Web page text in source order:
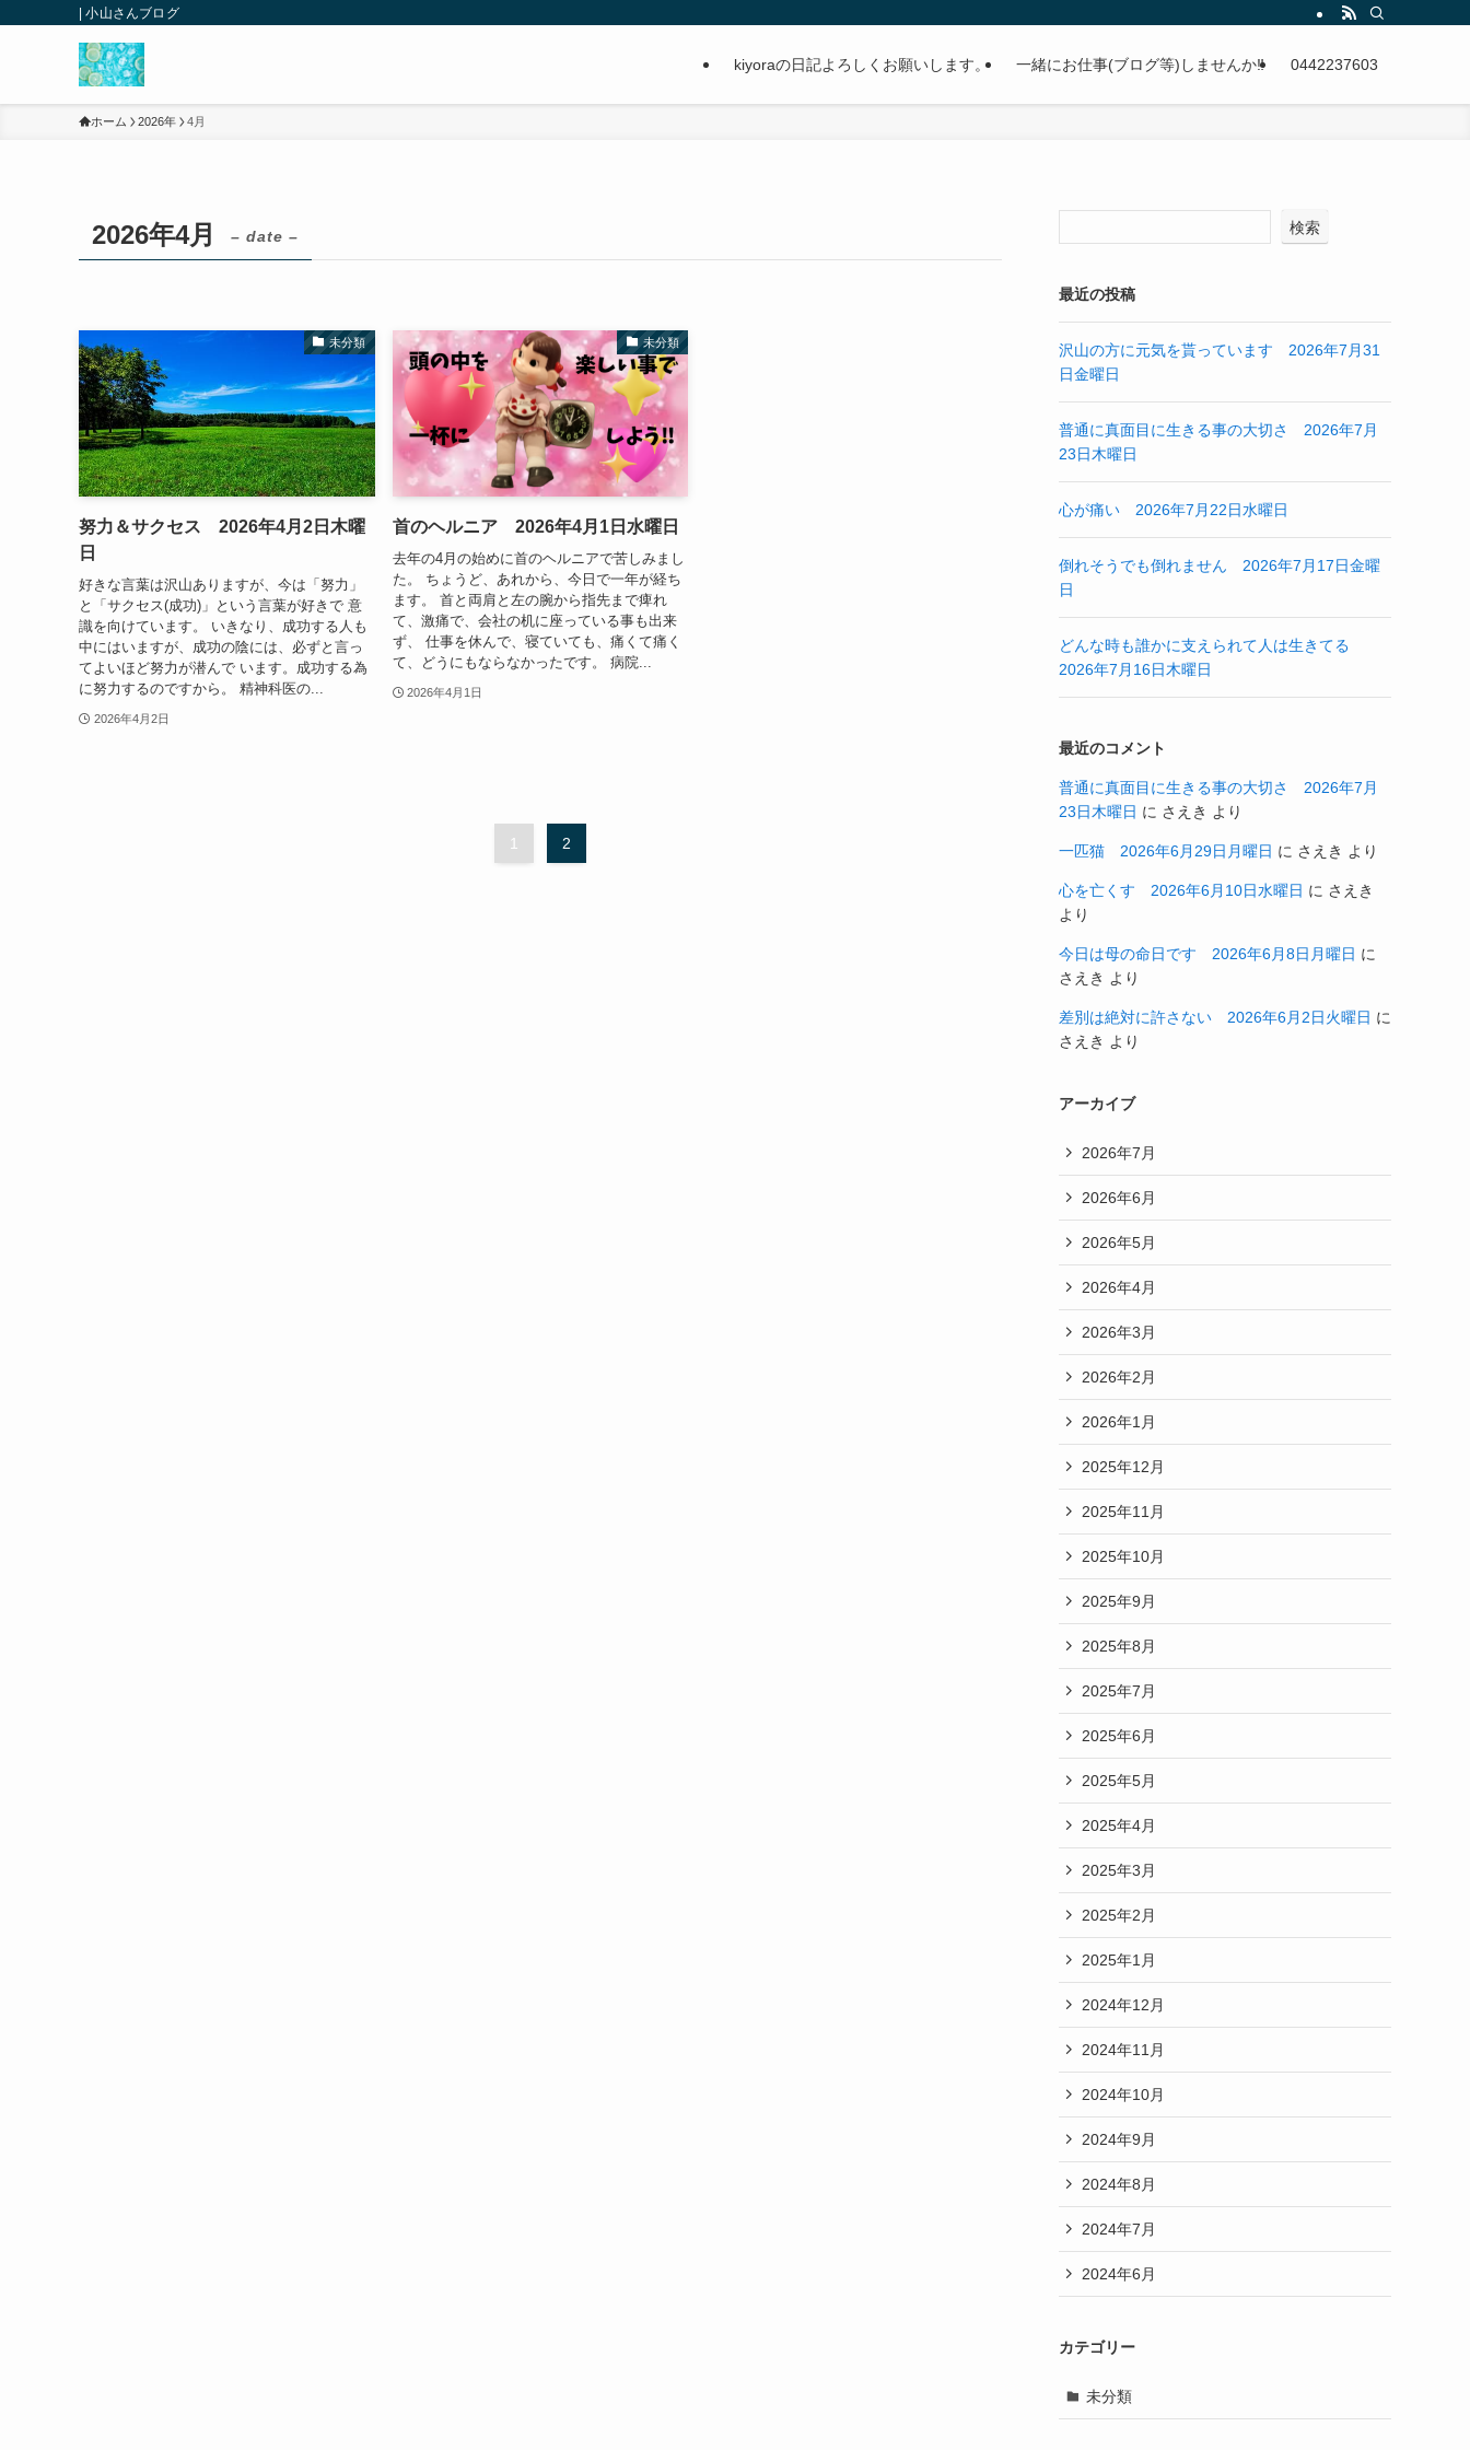
| 小山さんブログ
kiyoraの日記よろしくお願いします。 一緒にお仕事(ブログ等)しませんか‼ 0442237603
ホーム 2026年 4月
2026年4月 – date –
未分類
努力＆サクセス 2026年4月2日木曜
日
好きな言葉は沢山ありますが、今は「努力」
と「サクセス(成功)」という言葉が好きで 意
識を向けています。 いきなり、成功する人も
中にはいますが、成功の陰には、必ずと言っ
てよいほど努力が潜んで います。成功する為
に努力するのですから。 精神科医の...
2026年4月2日
未分類
首のヘルニア 2026年4月1日水曜日
去年の4月の始めに首のヘルニアで苦しみまし
た。 ちょうど、あれから、今日で一年が経ち
ます。 首と両肩と左の腕から指先まで痺れ
て、激痛で、会社の机に座っている事も出来
ず、 仕事を休んで、寝ていても、痛くて痛く
て、どうにもならなかったです。 病院...
2026年4月1日
1 2
検索
最近の投稿
沢山の方に元気を貰っています 2026年7月31
日金曜日
普通に真面目に生きる事の大切さ 2026年7月
23日木曜日
心が痛い 2026年7月22日水曜日
倒れそうでも倒れません 2026年7月17日金曜
日
どんな時も誰かに支えられて人は生きてる
2026年7月16日木曜日
最近のコメント
普通に真面目に生きる事の大切さ 2026年7月
23日木曜日 に さえき より
一匹猫 2026年6月29日月曜日 に さえき より
心を亡くす 2026年6月10日水曜日 に さえき
より
今日は母の命日です 2026年6月8日月曜日 に
さえき より
差別は絶対に許さない 2026年6月2日火曜日 に
さえき より
アーカイブ
2026年7月
2026年6月
2026年5月
2026年4月
2026年3月
2026年2月
2026年1月
2025年12月
2025年11月
2025年10月
2025年9月
2025年8月
2025年7月
2025年6月
2025年5月
2025年4月
2025年3月
2025年2月
2025年1月
2024年12月
2024年11月
2024年10月
2024年9月
2024年8月
2024年7月
2024年6月
カテゴリー
未分類